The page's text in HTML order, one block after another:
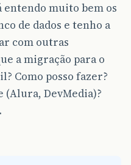
entendo muito bem os
de dados e tenho a
com outras
a migração para o
Como posso fazer?
(Alura, DevMedia)?